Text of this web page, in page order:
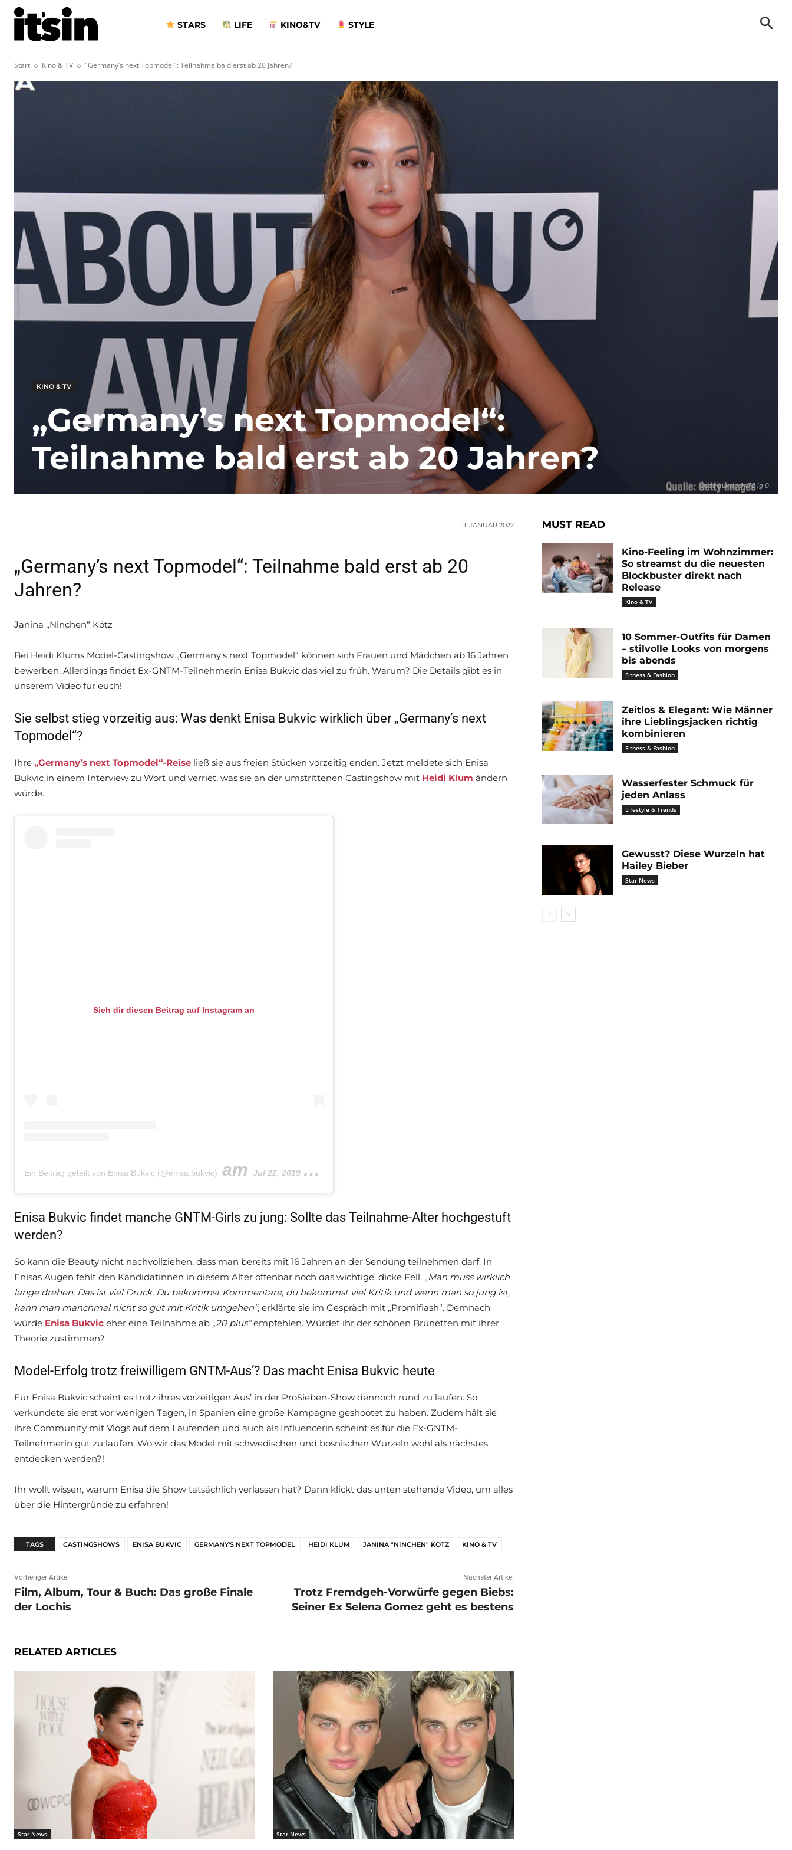
STARS LIFE KINO&TV STYLE
Start Kino & TV "Germany’s next Topmodel": Teilnahme bald erst ab 20 Jahren?
enisa bukvic 9472 lg 0
KINO & TV
„Germany’s next Topmodel“:
Teilnahme bald erst ab 20 Jahren?
11. JANUAR 2022
„Germany’s next Topmodel“: Teilnahme bald erst ab 20
Jahren?
Janina „Ninchen“ Kötz
Bei Heidi Klums Model-Castingshow „Germany’s next Topmodel“ können sich Frauen und Mädchen ab 16 Jahren
bewerben. Allerdings findet Ex-GNTM-Teilnehmerin Enisa Bukvic das viel zu früh. Warum? Die Details gibt es in
unserem Video für euch!
Sie selbst stieg vorzeitig aus: Was denkt Enisa Bukvic wirklich über „Germany’s next
Topmodel“?
Ihre „Germany’s next Topmodel“-Reise ließ sie aus freien Stücken vorzeitig enden. Jetzt meldete sich Enisa
Bukvic in einem Interview zu Wort und verriet, was sie an der umstrittenen Castingshow mit Heidi Klum ändern
würde.
Sieh dir diesen Beitrag auf Instagram an
Ein Beitrag geteilt von Enisa Bukvic (@enisa.bukvic) am Jul 22, 2019 um 5:25 PDT
Enisa Bukvic findet manche GNTM-Girls zu jung: Sollte das Teilnahme-Alter hochgestuft
werden?
So kann die Beauty nicht nachvollziehen, dass man bereits mit 16 Jahren an der Sendung teilnehmen darf. In
Enisas Augen fehlt den Kandidatinnen in diesem Alter offenbar noch das wichtige, dicke Fell. „Man muss wirklich
lange drehen. Das ist viel Druck. Du bekommst Kommentare, du bekommst viel Kritik und wenn man so jung ist,
kann man manchmal nicht so gut mit Kritik umgehen“, erklärte sie im Gespräch mit „Promiflash“. Demnach
würde Enisa Bukvic eher eine Teilnahme ab „20 plus“empfehlen. Würdet ihr der schönen Brünetten mit ihrer
Theorie zustimmen?
Model-Erfolg trotz freiwilligem GNTM-Aus’? Das macht Enisa Bukvic heute
Für Enisa Bukvic scheint es trotz ihres vorzeitigen Aus’ in der ProSieben-Show dennoch rund zu laufen. So
verkündete sie erst vor wenigen Tagen, in Spanien eine große Kampagne geshootet zu haben. Zudem hält sie
ihre Community mit Vlogs auf dem Laufenden und auch als Influencerin scheint es für die Ex-GNTM-
Teilnehmerin gut zu laufen. Wo wir das Model mit schwedischen und bosnischen Wurzeln wohl als nächstes
entdecken werden?!
Ihr wollt wissen, warum Enisa die Show tatsächlich verlassen hat? Dann klickt das unten stehende Video, um alles
über die Hintergründe zu erfahren!
TAGS CASTINGSHOWS ENISA BUKVIC GERMANY'S NEXT TOPMODEL HEIDI KLUM JANINA "NINCHEN" KÖTZ KINO & TV
Vorheriger Artikel
Film, Album, Tour & Buch: Das große Finale
der Lochis
Nächster Artikel
Trotz Fremdgeh-Vorwürfe gegen Biebs:
Seiner Ex Selena Gomez geht es bestens
RELATED ARTICLES
Star-News Star-News
MUST READ
Kino-Feeling im Wohnzimmer:
So streamst du die neuesten
Blockbuster direkt nach
Release
Kino & TV
10 Sommer-Outfits für Damen
– stilvolle Looks von morgens
bis abends
Fitness & Fashion
Zeitlos & Elegant: Wie Männer
ihre Lieblingsjacken richtig
kombinieren
Fitness & Fashion
Wasserfester Schmuck für
jeden Anlass
Lifestyle & Trends
Gewusst? Diese Wurzeln hat
Hailey Bieber
Star-News